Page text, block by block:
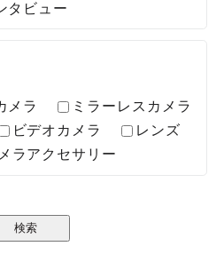
タビュー
メラ
ミラーレスカメラ
ビデオカメラ
レンズ
ラアクセサリー